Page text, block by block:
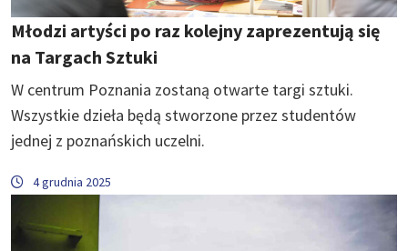
Młodzi artyści po raz kolejny zaprezentują się
na Targach Sztuki
W centrum Poznania zostaną otwarte targi sztuki.
Wszystkie dzieła będą stworzone przez studentów
jednej z poznańskich uczelni.
4 grudnia 2025